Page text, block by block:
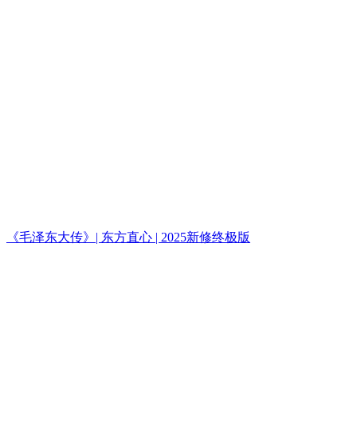
《毛泽东大传》| 东方直心 | 2025新修终极版